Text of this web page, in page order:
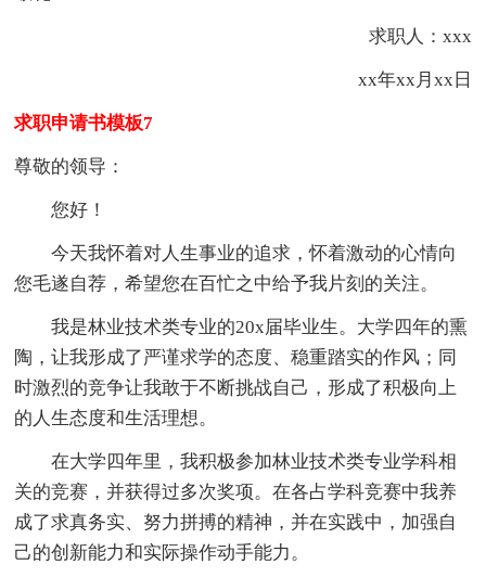
求职人：xxx
xx年xx月xx日
求职申请书模板7
尊敬的领导：
您好！
今天我怀着对人生事业的追求，怀着激动的心情向
您毛遂自荐，希望您在百忙之中给予我片刻的关注。
我是林业技术类专业的20x届毕业生。大学四年的熏
陶，让我形成了严谨求学的态度、稳重踏实的作风；同
时激烈的竞争让我敢于不断挑战自己，形成了积极向上
的人生态度和生活理想。
在大学四年里，我积极参加林业技术类专业学科相
关的竞赛，并获得过多次奖项。在各占学科竞赛中我养
成了求真务实、努力拼搏的精神，并在实践中，加强自
己的创新能力和实际操作动手能力。